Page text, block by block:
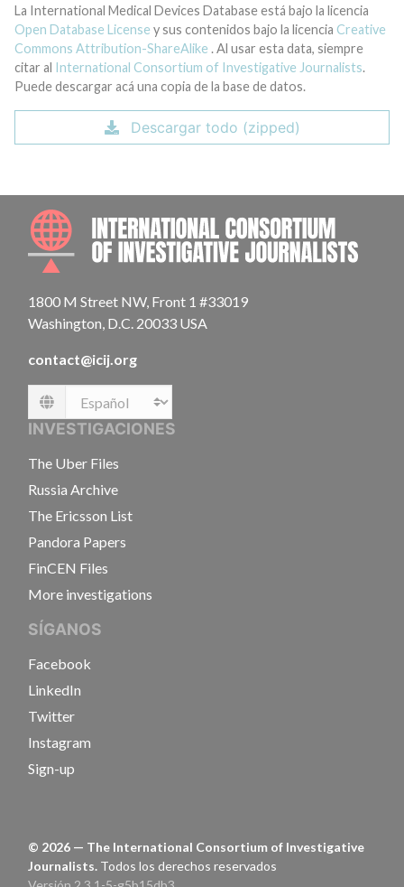
La International Medical Devices Database está bajo la licencia
Open Database License y sus contenidos bajo la licencia Creative
Commons Attribution-ShareAlike . Al usar esta data, siempre
citar al International Consortium of Investigative Journalists.
Puede descargar acá una copia de la base de datos.
Descargar todo (zipped)
1800 M Street NW, Front 1 #33019
Washington, D.C. 20033 USA
contact@icij.org
Language
INVESTIGACIONES
The Uber Files
Russia Archive
The Ericsson List
Pandora Papers
FinCEN Files
More investigations
SÍGANOS
Facebook
LinkedIn
Twitter
Instagram
Sign-up
© 2026 — The International Consortium of Investigative
Journalists. Todos los derechos reservados